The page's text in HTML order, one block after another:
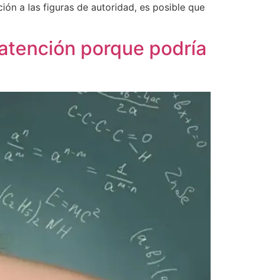
a las figuras de autoridad, es posible que
porque podría